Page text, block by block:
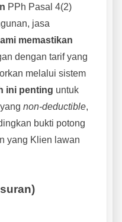
PPh Pasal 4(2)
jasa
memastikan
dengan tarif yang
melalui sistem
ini penting untuk
non-deductible,
bukti potong
yang Klien lawan